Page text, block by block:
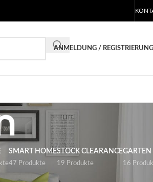
ANMELDUNG / REGISTRIERUNG
SMART HOME
47 Produkte
STOCK CLEARANCE
19 Produkte
GARTEN
16
9 12 18